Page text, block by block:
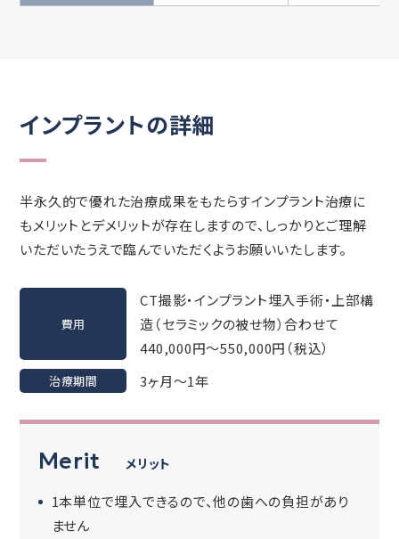
インプラントの詳細
半永久的で優れた治療成果をもたらすインプラント治療に
もメリットとデメリットが存在しますので、しっかりとご理解
いただいたうえで臨んでいただくようお願いいたします。
費用
CT撮影・インプラント埋入手術・上部構
造（セラミックの被せ物）合わせて
440,000円～550,000円（税込）
治療期間 3ヶ月～1年
Merit メリット
1本単位で埋入できるので、他の歯への負担があり
ません